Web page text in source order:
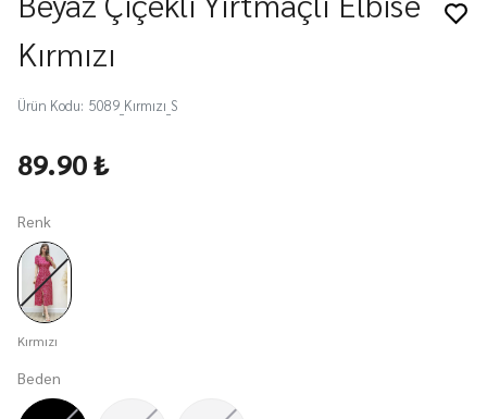
Kırmızı
Ürün Kodu: 5089_Kırmızı_S
89.90 ₺
Renk
Kırmızı
Beden